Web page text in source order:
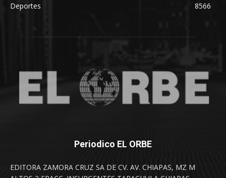
Deportes
8566
Periodico EL ORBE
EDITORA ZAMORA CRUZ SA DE CV. AV. CHIAPAS, MZ M